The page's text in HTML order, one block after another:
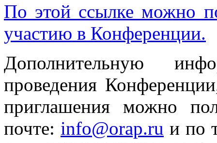
По этой ссылке можно
участию в Конференции.
Дополнительную
проведения
приглашения можно
почте: info@orap.ru и по